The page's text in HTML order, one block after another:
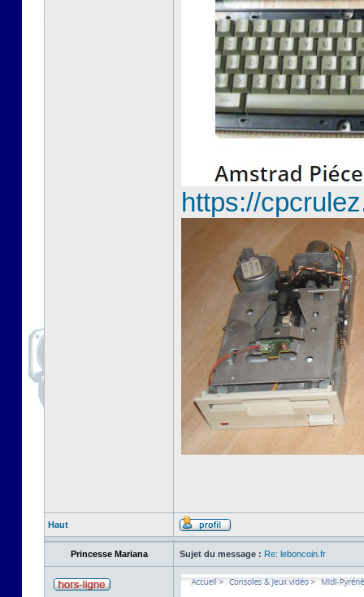
https://
Haut
Princesse Mariana Sujet du message : Re: leboncoin.fr